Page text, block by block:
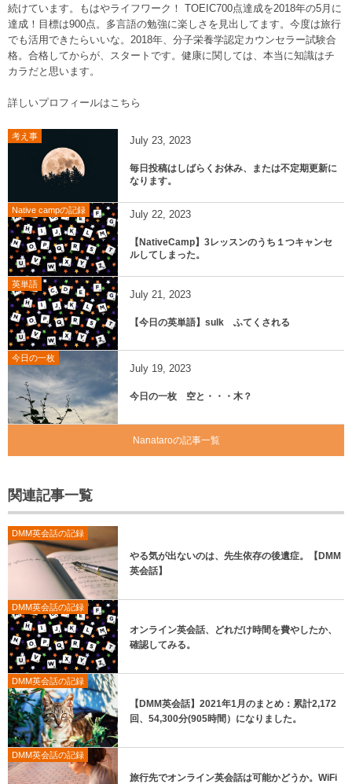
続けています。もはやライフワーク！ TOEIC700点達成を2018年の5月に
達成！目標は900点。多言語の勉強に楽しさを見出してます。今度は旅行
でも活用できたらいいな。2018年、分子栄養学認定カウンセラー試験合
格。合格してからが、スタートです。健康に関しては、本当に知識はチ
カラだと思います。
詳しいプロフィールはこちら
考え事 July 23, 2023
毎日投稿はしばらくお休み、または不定期更新に
なります。
Native campの記録 July 22, 2023
【NativeCamp】3レッスンのうち１つキャンセ
ルしてしまった。
英単語
July 21, 2023
【今日の英単語】sulk ふてくされる
今日の一枚
July 19, 2023
今日の一枚 空と・・・木？
Nanataroの記事一覧
関連記事一覧
DMM英会話の記録
やる気が出ないのは、先生依存の後遺症。【DMM
英会話】
DMM英会話の記録
オンライン英会話、どれだけ時間を費やしたか、
確認してみる。
DMM英会話の記録
【DMM英会話】2021年1月のまとめ：累計2,172
回、54,300分(905時間）になりました。
DMM英会話の記録
旅行先でオンライン英会話は可能かどうか。WiFi